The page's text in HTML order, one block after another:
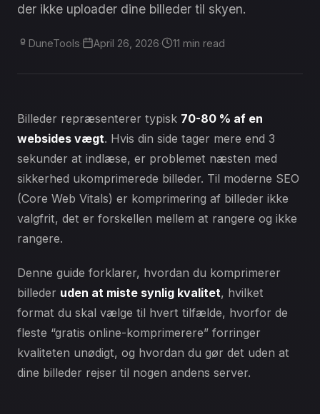
der ikke uploader dine billeder til skyen.
DuneTools· April 26, 2026· 11 min read
Billeder repræsenterer typisk 70-80 % af en
websides vægt. Hvis din side tager mere end 3
sekunder at indlæse, er problemet næsten med
sikkerhed ukomprimerede billeder. Til moderne SEO
(Core Web Vitals) er komprimering af billeder ikke
valgfrit, det er forskellen mellem at rangere og ikke
rangere.
Denne guide forklarer, hvordan du komprimerer
billeder uden at miste synlig kvalitet, hvilket
format du skal vælge til hvert tilfælde, hvorfor de
fleste “gratis online-komprimerere” forringer
kvaliteten unødigt, og hvordan du gør det uden at
dine billeder rejser til nogen andens server.